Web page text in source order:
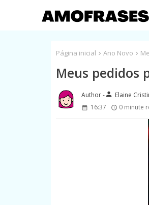
Página inicial Ano Novo
Meus pedidos
person Elaine
16:37
0 minute